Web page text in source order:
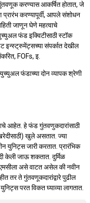
करण्यास आकर्षित होतात, जे
करण्यापूर्वी, आपले संशोधन
जाणून घेणे महत्वाचे
फंड इक्विटीसाठी स्टॉक
इन्स्ट्रुमेंट्सच्या संपर्कात देखील
FOFs, इ.
फंडाच्या दोन व्यापक श्रेणी
आहेत. हे फंड गुंतवणुकदारांसाठी
खुले असतात. ज्या
युनिट्स जारी करतात. प्रारंभिक
केली जाऊ शकतात. दुर्मिळ
असे वाटत असेल की नवीन
तर ते गुंतवणूकदारांद्वारे पुढील
परत विकत घ्याव्या लागतात.